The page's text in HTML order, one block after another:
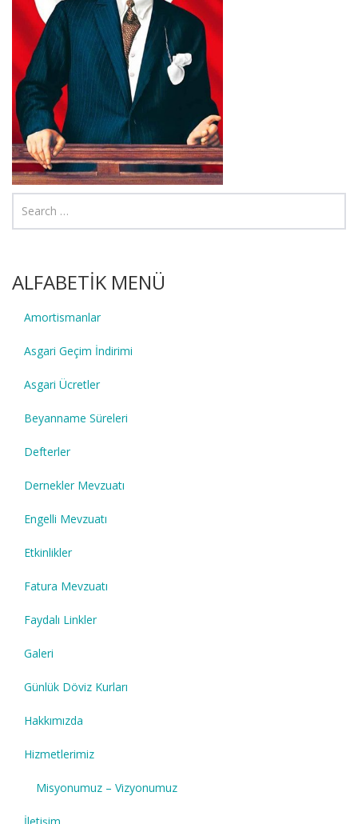
ALFABETİK MENÜ
Amortismanlar
Asgari Geçim İndirimi
Asgari Ücretler
Beyanname Süreleri
Defterler
Dernekler Mevzuatı
Engelli Mevzuatı
Etkinlikler
Fatura Mevzuatı
Faydalı Linkler
Galeri
Günlük Döviz Kurları
Hakkımızda
Hizmetlerimiz
Misyonumuz – Vizyonumuz